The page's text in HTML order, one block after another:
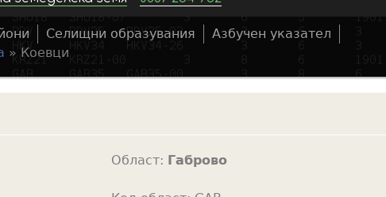
a
c
Селищни образувания Азбучен указател
»Коевци
Област: Габрово